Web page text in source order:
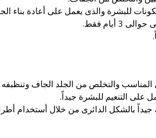
للبشرة والذى يعمل على أعادة بناء
أيام فقط.
والتخلص من الجلد الجاف
على التنعيم للبشرة جيداً.
جيداً بالشكل الدائرى من خلال أستخدام